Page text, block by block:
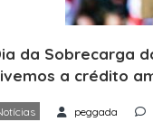
da Sobrecarga
a crédito
peggada